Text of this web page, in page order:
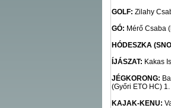
GOLF: Zilahy
GÓ: Mérő Csaba
HÓDESZKA
ÍJÁSZAT: Kakas
JÉGKORONG:
(Győri ETO HC) 1.
KAJAK-KENU: